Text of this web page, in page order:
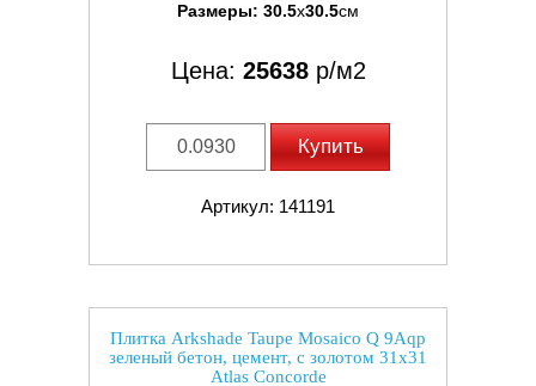
Размеры: 30.5x30.5см
Цена: 25638р/м2
Купить
Артикул: 141191
Плитка Arkshade Taupe Mosaico Q 9Aqp
зеленый бетон, цемент, с золотом 31x31
Atlas Concorde